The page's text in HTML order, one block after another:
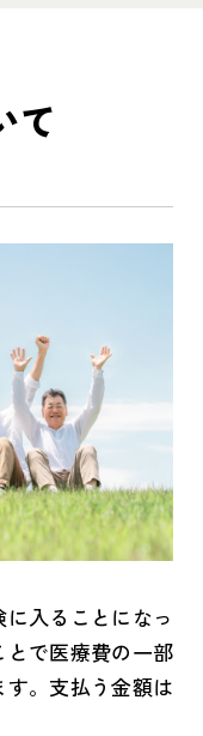
て
入ることになっ
とで医療費の一部
。支払う金額は